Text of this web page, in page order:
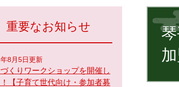
文
重要なお知らせ
8月5日更新
づくりワークショップを開催し
！【子育て世代向け・参加者募